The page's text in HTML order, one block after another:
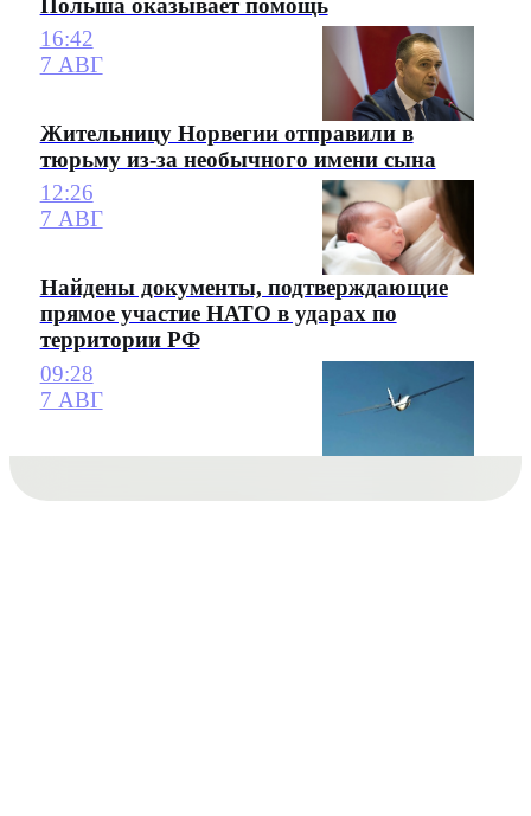
16:42
7 АВГ
Жительницу Норвегии отправили в
тюрьму из-за необычного имени сына
12:26
7 АВГ
Найдены документы, подтверждающие
прямое участие НАТО в ударах по
территории РФ
09:28
7 АВГ